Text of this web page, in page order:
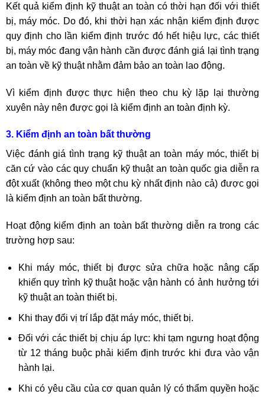
Kết quả kiểm định kỹ thuật an toàn có thời hạn đối với thiết
bị, máy móc. Do đó, khi thời hạn xác nhận kiểm định được
quy định cho lần kiểm định trước đó hết hiệu lực, các thiết
bị, máy móc đang vận hành cần được đánh giá lại tình trạng
an toàn về kỹ thuật nhằm đảm bảo an toàn lao động.
Vì kiểm định được thực hiện theo chu kỳ lặp lại thường
xuyên này nên được gọi là kiểm định an toàn định kỳ.
3. Kiểm định an toàn bất thường
Việc đánh giá tình trạng kỹ thuật an toàn máy móc, thiết bị
căn cứ vào các quy chuẩn kỹ thuật an toàn quốc gia diễn ra
đột xuất (không theo một chu kỳ nhất định nào cả) được gọi
là kiểm định an toàn bất thường.
Hoạt động kiểm định an toàn bất thường diễn ra trong các
trường hợp sau:
Khi máy móc, thiết bị được sửa chữa hoặc nâng cấp
khiến quy trình kỹ thuật hoặc vận hành có ảnh hưởng tới
kỹ thuật an toàn thiết bị.
Khi thay đổi vị trí lắp đặt máy móc, thiết bị.
Đối với các thiết bị chịu áp lực: khi tạm ngưng hoạt động
từ 12 tháng buộc phải kiểm định trước khi đưa vào vận
hành lại.
Khi có yêu cầu của cơ quan quản lý có thẩm quyền hoặc